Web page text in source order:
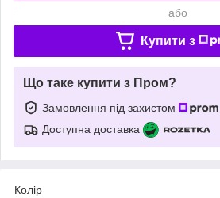
або
Купити з
Що таке купити з Пром?
Замовлення під захистом
Доступна доставка
Колір